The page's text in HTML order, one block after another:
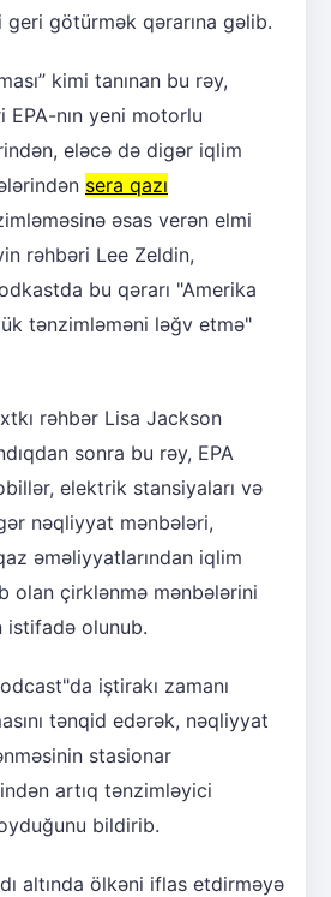
geri götürmək qərarına gəlib.
kimi tanınan bu rəy,
nın yeni motorlu
eləcə də digər iqlim
sera qazı
əsas verən elmi
rəhbəri Lee Zeldin,
bu qərarı "Amerika
tənzimləməni ləğv etmə"
rəhbər Lisa Jackson
sonra bu rəy, EPA
elektrik stansiyaları və
nəqliyyat mənbələri,
əməliyyatlarından iqlim
olan çirklənmə mənbələrini
istifadə olunub.
iştirakı zamanı
tənqid edərək, nəqliyyat
stasionar
artıq tənzimləyici
bildirib.
altında ölkəni iflas etdirməyə